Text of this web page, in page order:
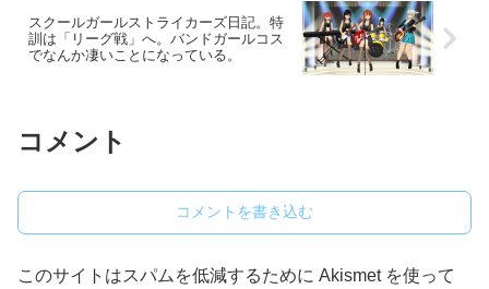
スクールガールストライカーズ日記。特
訓は「リーグ戦」へ。バンドガールコス
でなんか凄いことになっている。
コメント
コメントを書き込む
このサイトはスパムを低減するために Akismet を使って